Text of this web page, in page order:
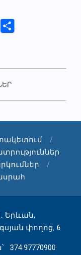
Copy
Երևան,
փողոց, 6
՝ 374 97770900